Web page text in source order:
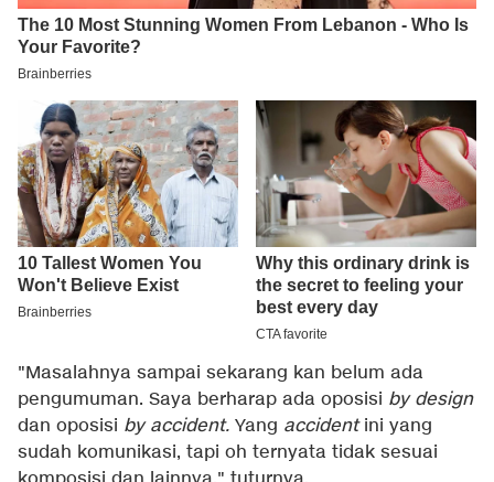
"Masalahnya sampai sekarang kan belum ada
pengumuman. Saya berharap ada oposisi by design
dan oposisi by accident. Yang accidentini yang
sudah komunikasi, tapi oh ternyata tidak sesuai